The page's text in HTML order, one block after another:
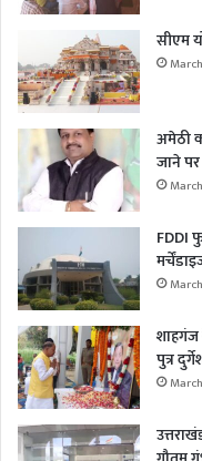
सीएम
अमेठी
जाने
FDDI
पुत्र